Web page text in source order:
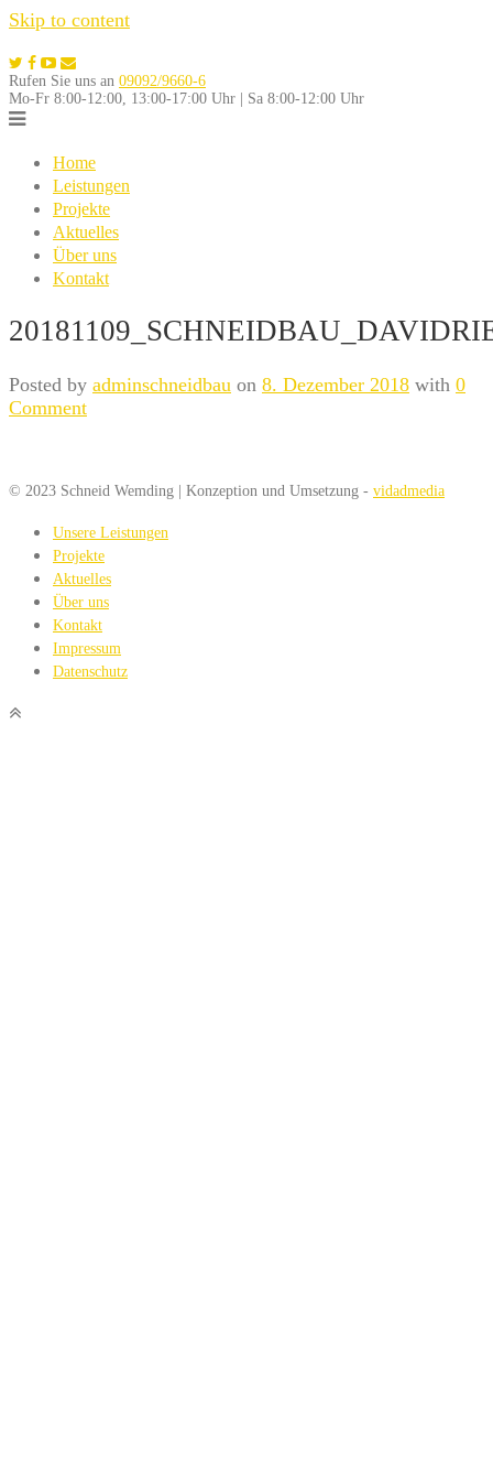
Skip to content
Rufen Sie uns an 09092/9660-6
Mo-Fr 8:00-12:00, 13:00-17:00 Uhr | Sa 8:00-12:00 Uhr
Home
Leistungen
Projekte
Aktuelles
Über uns
Kontakt
Posted by adminschneidbau on 8. Dezember 2018 with 0
Comment
© 2023 Schneid Wemding | Konzeption und Umsetzung - vidadmedia
Unsere Leistungen
Projekte
Aktuelles
Über uns
Kontakt
Impressum
Datenschutz